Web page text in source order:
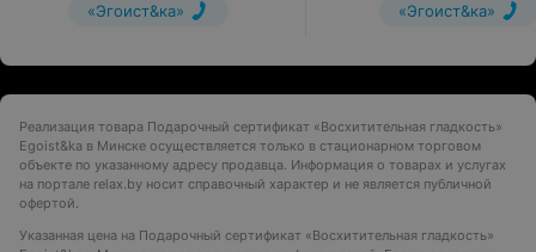
«Эгоист&ка» «Эгоист&ка»
Реализация товара Подарочный сертификат «Восхитительная гладкость»
Egoist&ka в Минске осуществляется только в стационарном торговом
объекте по указанному адресу продавца. Информация о товарах и услугах
на портале relax.by носит справочный характер и не является публичной
офертой.
Указанная цена на Подарочный сертификат «Восхитительная гладкость»